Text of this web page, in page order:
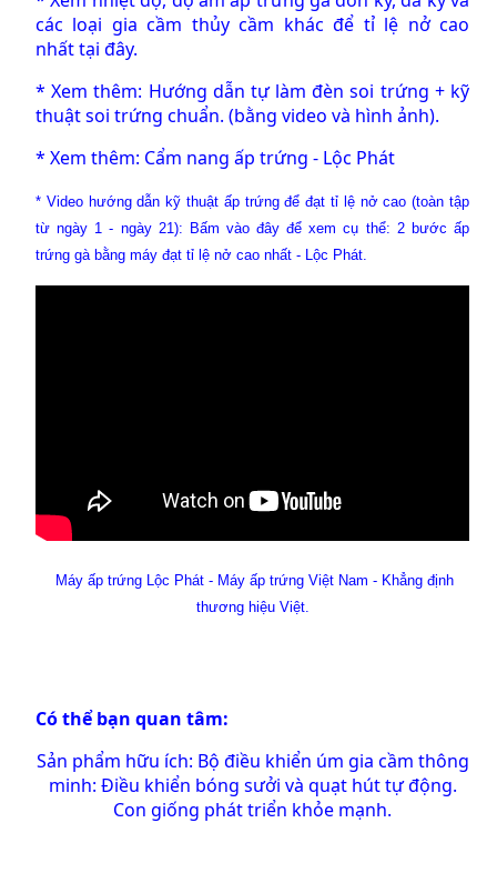
các loại gia cầm thủy cầm khác để tỉ lệ nở cao
nhấttại đây.
* Xem thêm: Hướng dẫn tự làm đèn soi trứng + kỹ
thuật soi trứng chuẩn. (bằng video và hình ảnh).
* Xem thêm: Cẩm nang ấp trứng - Lộc Phát
* Video hướng dẫn kỹ thuật ấp trứng để đạt tỉ lệ nở cao (toàn tập
từ ngày 1 - ngày 21): Bấm vào đây để xem cụ thể: 2 bước ấp
trứng gà bằng máy đạt tỉ lệ nở cao nhất - Lộc Phát
Máy ấp trứng Lộc Phát - Máy ấp trứng Việt Nam - Khẳng định
thương hiệu Việt.
Có thể bạn quan tâm:
Sản phẩm hữu ích: Bộ điều khiển úm gia cầm thông
minh: Điều khiển bóng sưởi và quạt hút tự động.
Con giống phát triển khỏe mạnh.